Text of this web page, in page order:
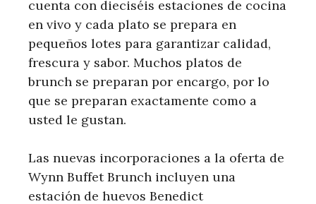
cuenta con dieciséis estaciones de cocina
en vivo y cada plato se prepara en
pequeños lotes para garantizar calidad,
frescura y sabor. Muchos platos de
brunch se preparan por encargo, por lo
que se preparan exactamente como a
usted le gustan.
Las nuevas incorporaciones a la oferta de
Wynn Buffet Brunch incluyen una
estación de huevos Benedict